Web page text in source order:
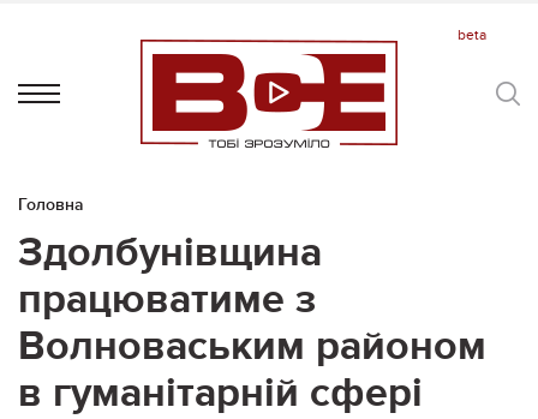
Головна
Здолбунівщина
працюватиме з
Волноваським районом
в гуманітарній сфері